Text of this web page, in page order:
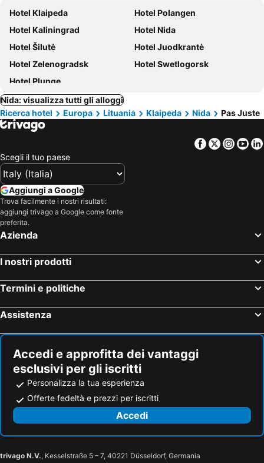
Hotel Klaipeda
Hotel Polangen
Hotel Kaliningrad
Hotel Nida
Hotel Šilutė
Hotel Juodkrantė
Hotel Zelenogradsk
Hotel Swetlogorsk
Hotel Plunge
Nida: visualizza tutti gli alloggi
Ricerca hotel
Europa Lituania Klaipeda Nida Pas Juste
Facebook
Twitter
Scegli il tuo paese
Aggiungi a Google
Trova facilmente i nostri risultati:
aggiungi trivago a Google come fonte
preferita.
Azienda
I nostri prodotti
Termini e politiche
Assistenza
Accedi e approfitta dei vantaggi
esclusivi per gli iscritti
Personalizza la tua esperienza
Offerte fedeltà e prezzi per iscritti
Accedi
trivago N.V., Kesselstraße 5 – 7, 40221 Düsseldorf, Germania